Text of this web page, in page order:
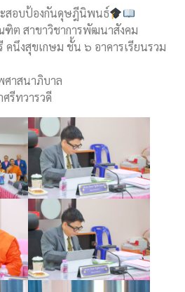
สอบป้องกันดุษฎีนิพนธ์
ต สาขาวิชาการพัฒนาสังคม
คนึงสุขเกษม ชั้น ๖ อาคารเรียนรวม
ศาสนาภิบาล
รีทวารวดี